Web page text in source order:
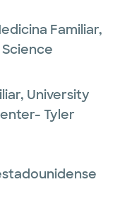
spending
Familiar,
University
Tyler